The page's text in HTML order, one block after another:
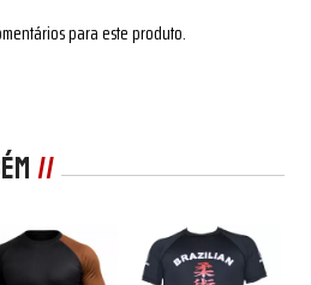
para este produto.